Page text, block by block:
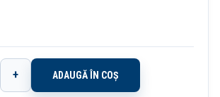
Scrierea colorata ofera o gama de culori
+ ADAUGĂ ÎN COȘ